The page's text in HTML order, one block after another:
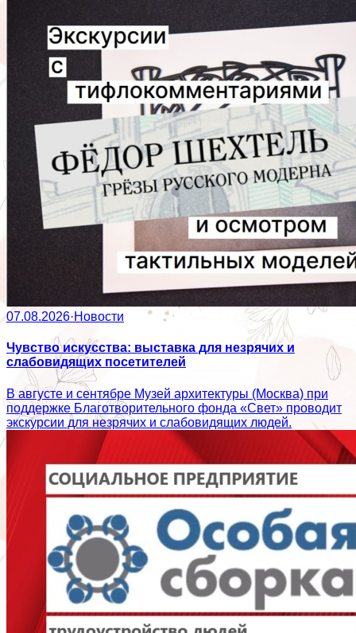
07.08.2026·Новости
Чувство искусства: выставка для незрячих и
слабовидящих посетителей
В августе и сентябре Музей архитектуры (Москва) при
поддержке Благотворительного фонда «Свет» проводит
экскурсии для незрячих и слабовидящих людей.